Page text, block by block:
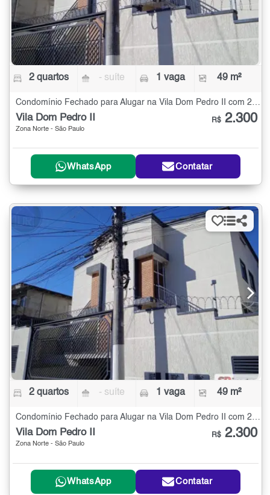
2 quartos - suíte 1 vaga 49 m²
Condomínio Fechado para Alugar na Vila Dom Pedro II com 2 quartos - 49 m²
Vila Dom Pedro II
Zona Norte - São Paulo
R$ 2.300
WhatsApp Contatar
2 quartos - suíte 1 vaga 49 m²
Condomínio Fechado para Alugar na Vila Dom Pedro II com 2 quartos - 49 m²
Vila Dom Pedro II
Zona Norte - São Paulo
R$ 2.300
WhatsApp Contatar